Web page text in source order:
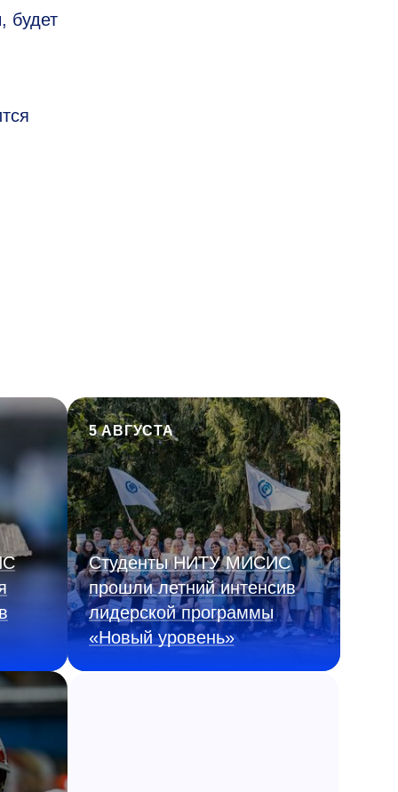
будет
5 АВГУСТА
Студенты НИТУ МИСИС
прошли летний интенсив
лидерской программы
«Новый уровень»